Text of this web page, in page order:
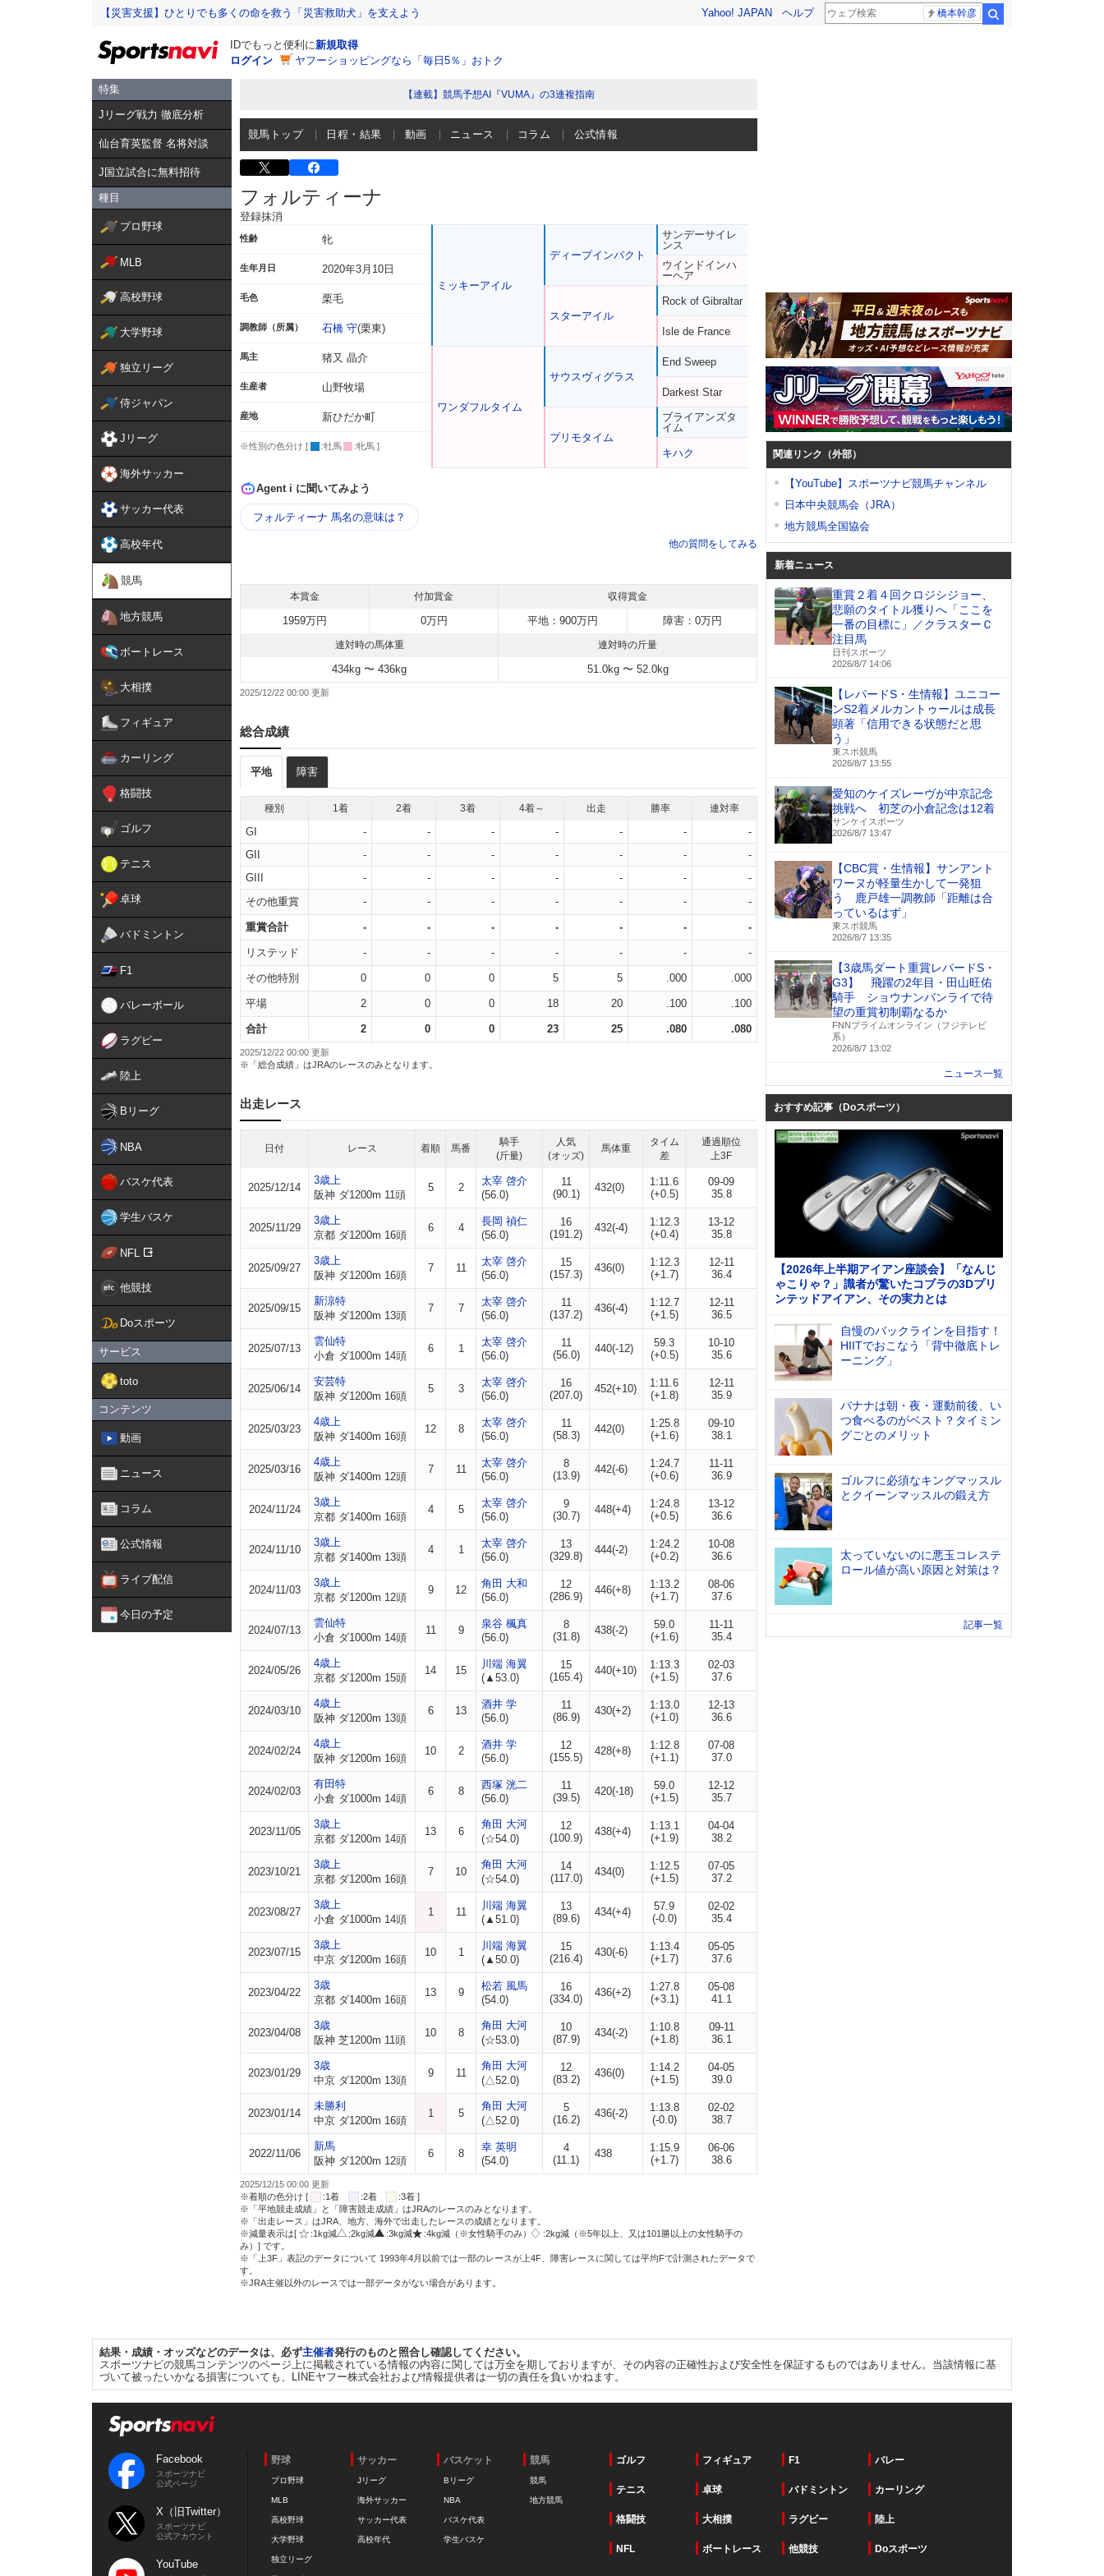
【災害支援】ひとりでも多くの命を救う「災害救助犬」を支えよう Yahoo! JAPAN ヘルプ 橋本幹彦
IDでもっと便利に新規取得
ログイン
ヤフーショッピングなら「毎日5％」おトク
特集
Jリーグ戦力 徹底分析
仙台育英監督 名将対談
J国立試合に無料招待
種目
プロ野球
MLB
高校野球
大学野球
独立リーグ
侍ジャパン
Jリーグ
海外サッカー
サッカー代表
高校年代
競馬
地方競馬
ボートレース
大相撲
フィギュア
カーリング
格闘技
ゴルフ
テニス
卓球
バドミントン
F1
バレーボール
ラグビー
陸上
Bリーグ
NBA
バスケ代表
学生バスケ
NFL
他競技
Doスポーツ
サービス
toto
コンテンツ
動画
ニュース
コラム
公式情報
ライブ配信
今日の予定
【連載】競馬予想AI『VUMA』の3連複指南
競馬トップ 日程・結果 動画 ニュース コラム 公式情報
フォルティーナ
登録抹消
性齢 牝
生年月日 2020年3月10日
毛色 栗毛
調教師（所属） 石橋 守(栗東)
馬主 猪又 晶介
生産者 山野牧場
産地 新ひだか町
※性別の色分け [ :牡馬 :牝馬 ]
ミッキーアイル
ワンダフルタイム
ディープインパクト
スターアイル
サウスヴィグラス
プリモタイム
サンデーサイレ
ンス
ウインドインハ
ーヘア
Rock of Gibraltar
Isle de France
End Sweep
Darkest Star
ブライアンズタ
イム
キハク
Agent i に聞いてみよう
フォルティーナ 馬名の意味は？
他の質問をしてみる
本賞金 付加賞金 収得賞金
1959万円 0万円 平地：900万円 障害：0万円
連対時の馬体重 連対時の斤量
434kg 〜 436kg 51.0kg 〜 52.0kg
2025/12/22 00:00
総合成績
平地 障害
種別 1着 2着 3着 4着～ 出走 勝率 連対率
GI - - - - - -
-
GII
- - - - - -
-
GIII
- - - - - -
-
その他重賞
- - - - - - -
重賞合計 - - - - - - -
リステッド - - - - - - -
その他特別 0 0 0 5 5 .000 .000
平場 2 0 0 18 20 .100 .100
合計 2 0 0 23 25 .080 .080
2025/12/22 00:00 更新
※「総合成績」はJRAのレースのみとなります。
出走レース
日付 レース 着順 馬番
騎手
(斤量)
人気
(オッズ)
馬体重
タイム
差
通過順位
上3F
2025/12/14
3歳上
阪神 ダ1200m 11頭
5 2
太宰 啓介
(56.0)
11
(90.1)
432(0)
1:11.6
(+0.5)
09-09
35.8
2025/11/29
3歳上
京都 ダ1200m 16頭
6 4
長岡 禎仁
(56.0)
16
(191.2)
432(-4)
1:12.3
(+0.4)
13-12
35.8
2025/09/27
3歳上
阪神 ダ1200m 16頭
7 11
太宰 啓介
(56.0)
15
(157.3)
436(0)
1:12.3
(+1.7)
12-11
36.4
2025/09/15
新涼特
阪神 ダ1200m 13頭
7 7
太宰 啓介
(56.0)
11
(137.2)
436(-4)
1:12.7
(+1.5)
12-11
36.5
2025/07/13
雲仙特
小倉 ダ1000m 14頭
6 1
太宰 啓介
(56.0)
11
(56.0)
440(-12)
59.3
(+0.5)
10-10
35.6
2025/06/14
安芸特
阪神 ダ1200m 16頭
5 3
太宰 啓介
(56.0)
16
(207.0)
452(+10)
1:11.6
(+1.8)
12-11
35.9
2025/03/23
4歳上
阪神 ダ1400m 16頭
12 8
太宰 啓介
(56.0)
11
(58.3)
442(0)
1:25.8
(+1.6)
09-10
38.1
2025/03/16
4歳上
阪神 ダ1400m 12頭
7 11
太宰 啓介
(56.0)
8
(13.9)
442(-6)
1:24.7
(+0.6)
11-11
36.9
2024/11/24
3歳上
京都 ダ1400m 16頭
4 5
太宰 啓介
(56.0)
9
(30.7)
448(+4)
1:24.8
(+0.5)
13-12
36.6
2024/11/10
3歳上
京都 ダ1400m 13頭
4 1
太宰 啓介
(56.0)
13
(329.8)
444(-2)
1:24.2
(+0.2)
10-08
36.6
2024/11/03
3歳上
京都 ダ1200m 12頭
9 12
角田 大和
(56.0)
12
(286.9)
446(+8)
1:13.2
(+1.7)
08-06
37.6
2024/07/13
雲仙特
小倉 ダ1000m 14頭
11 9
泉谷 楓真
(56.0)
8
(31.8)
438(-2)
59.0
(+1.6)
11-11
35.4
2024/05/26
4歳上
京都 ダ1200m 15頭
14 15
川端 海翼
(▲53.0)
15
(165.4)
440(+10)
1:13.3
(+1.5)
02-03
37.6
2024/03/10
4歳上
阪神 ダ1200m 13頭
6 13
酒井 学
(56.0)
11
(86.9)
430(+2)
1:13.0
(+1.0)
12-13
36.6
2024/02/24
4歳上
阪神 ダ1200m 16頭
10 2
酒井 学
(56.0)
12
(155.5)
428(+8)
1:12.8
(+1.1)
07-08
37.0
2024/02/03
有田特
小倉 ダ1000m 14頭
6 8
西塚 洸二
(56.0)
11
(39.5)
420(-18)
59.0
(+1.5)
12-12
35.7
2023/11/05
3歳上
京都 ダ1200m 14頭
13 6
角田 大河
(☆54.0)
12
(100.9)
438(+4)
1:13.1
(+1.9)
04-04
38.2
2023/10/21
3歳上
京都 ダ1200m 16頭
7 10
角田 大河
(☆54.0)
14
(117.0)
434(0)
1:12.5
(+1.5)
07-05
37.2
2023/08/27
3歳上
小倉 ダ1000m 14頭
1 11
川端 海翼
(▲51.0)
13
(89.6)
434(+4)
57.9
(-0.0)
02-02
35.4
2023/07/15
3歳上
中京 ダ1200m 16頭
10 1
川端 海翼
(▲50.0)
15
(216.4)
430(-6)
1:13.4
(+1.7)
05-05
37.6
2023/04/22
3歳
京都 ダ1400m 16頭
13 9
松若 風馬
(54.0)
16
(334.0)
436(+2)
1:27.8
(+3.1)
05-08
41.1
2023/04/08
3歳
阪神 芝1200m 11頭
10 8
角田 大河
(☆53.0)
10
(87.9)
434(-2)
1:10.8
(+1.8)
09-11
36.1
2023/01/29
3歳
中京 ダ1200m 13頭
9 11
角田 大河
(△52.0)
12
(83.2)
436(0)
1:14.2
(+1.5)
04-05
39.0
2023/01/14
未勝利
中京 ダ1200m 16頭
1 5
角田 大河
(△52.0)
5
(16.2)
436(-2)
1:13.8
(-0.0)
02-02
38.7
2022/11/06
新馬
阪神 ダ1200m 12頭
6 8
幸 英明
(54.0)
4
(11.1)
438
1:15.9
(+1.7)
06-06
38.6
2025/12/15 00:00 更新
※着順の色分け [
:1着 :2着
:3着 ]
※「平地競走成績」と「障害競走成績」はJRAのレースのみとなります。
※「出走レース」はJRA、地方、海外で出走したレースの成績となります。
※減量表示は[
:1kg減 :2kg減 :3kg減 :4kg減（※女性騎手のみ）
:2kg減（※5年以上、又は101勝以上の女性騎手の
み）] です。
※「上3F」表記のデータについて 1993年4月以前では一部のレースが上4F、障害レースに関しては平均Fで計測されたデータで
す。
※JRA主催以外のレースでは一部データがない場合があります。
関連リンク（外部）
【YouTube】スポーツナビ競馬チャンネル
日本中央競馬会（JRA）
地方競馬全国協会
新着ニュース
重賞２着４回クロジシジョー、
悲願のタイトル獲りへ「ここを
一番の目標に」／クラスターＣ
注目馬
日刊スポーツ
2026/8/7 14:06
【レパードS・生情報】ユニコー
ンS2着メルカントゥールは成長
顕著「信用できる状態だと思
う」
東スポ競馬
2026/8/7 13:55
愛知のケイズレーヴが中京記念
挑戦へ 初芝の小倉記念は12着
サンケイスポーツ
2026/8/7 13:47
【CBC賞・生情報】サンアント
ワーヌが軽量生かして一発狙
う 鹿戸雄一調教師「距離は合
っているはず」
東スポ競馬
2026/8/7 13:35
【3歳馬ダート重賞レパードS・
G3】 飛躍の2年目・田山旺佑
騎手 ショウナンバンライで待
望の重賞初制覇なるか
FNNプライムオンライン（フジテレビ
系）
2026/8/7 13:02
ニュース一覧
おすすめ記事（Doスポーツ）
【2026年上半期アイアン座談会】「なんじ
ゃこりゃ？」識者が驚いたコブラの3Dプリ
ンテッドアイアン、その実力とは
自慢のバックラインを目指す！
HIITでおこなう「背中徹底トレ
ーニング」
バナナは朝・夜・運動前後、い
つ食べるのがベスト？タイミン
グごとのメリット
ゴルフに必須なキングマッスル
とクイーンマッスルの鍛え方
太っていないのに悪玉コレステ
ロール値が高い原因と対策は？
記事一覧
結果・成績・オッズなどのデータは、必ず主催者発行のものと照合し確認してください。
スポーツナビの競馬コンテンツのページ上に掲載されている情報の内容に関しては万全を期しておりますが、その内容の正確性および安全性を保証するものではありません。当該情報に基
づいて被ったいかなる損害についても、LINEヤフー株式会社および情報提供者は一切の責任を負いかねます。
Facebook
スポーツナビ
公式ページ
X（旧Twitter）
スポーツナビ
公式アカウント
YouTube
野球
プロ野球
MLB
高校野球
大学野球
独立リーグ
サッカー
Jリーグ
海外サッカー
サッカー代表
高校年代
バスケット
Bリーグ
NBA
バスケ代表
学生バスケ
競馬
競馬
地方競馬
ゴルフ フィギュア F1 バレー
テニス 卓球 バドミントン カーリング
格闘技 大相撲 ラグビー 陸上
NFL ボートレース 他競技 Doスポーツ